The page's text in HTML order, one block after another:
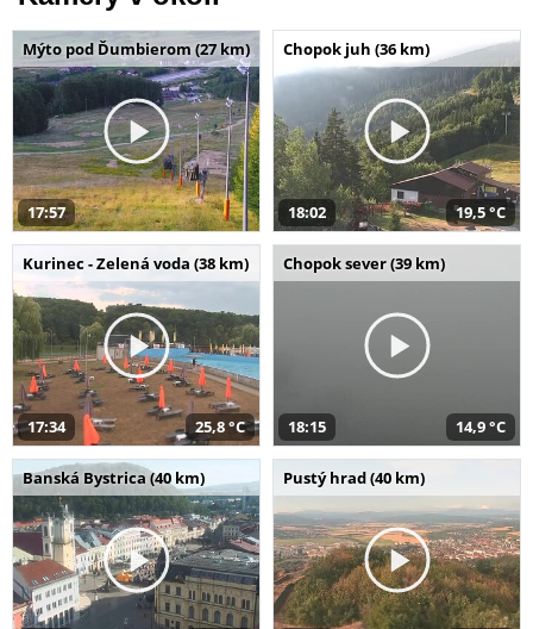
Mýto pod Ďumbierom (27 km)
17:57
Chopok juh (36 km)
18:02 19,5 °C
Kurinec - Zelená voda (38 km)
17:34 25,8 °C
Chopok sever (39 km)
18:15 14,9 °C
Banská Bystrica (40 km) Pustý hrad (40 km)